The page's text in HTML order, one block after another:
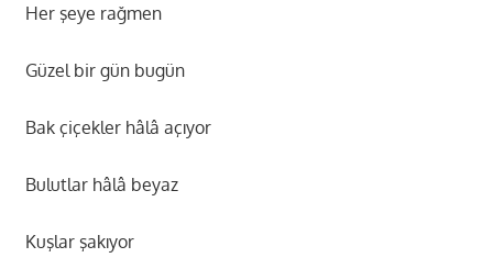
Her şeye rağmen
Güzel bir gün bugün
Bak çiçekler hâlâ açıyor
Bulutlar hâlâ beyaz
Kuşlar şakıyor